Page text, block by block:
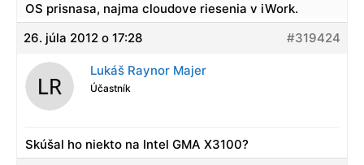
OS prisnasa, najma cloudove riesenia v iWork.
26. júla 2012 o 17:28
#319424
Lukáš Raynor Majer
Účastník
Skúšal ho niekto na Intel GMA X3100?